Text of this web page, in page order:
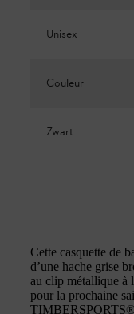
Unisex
Couleur
Zwart
Cette casquette de
d’une hache grise
au clip métallique à
pour la prochaine